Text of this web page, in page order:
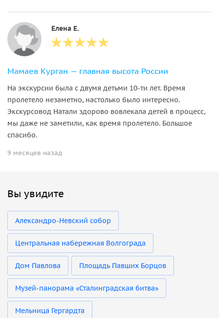
Елена Е.
Мамаев Курган — главная высота России
На экскурсии была с двумя детьми 10-ти лет. Время
пролетело незаметно, настолько было интересно.
Экскурсовод Натали здорово вовлекала детей в процесс,
мы даже не заметили, как время пролетело. Большое
спасибо.
9 месяцев назад
Вы увидите
Александро-Невский собор
Центральная набережная Волгограда
Дом Павлова Площадь Павших Борцов
Музей-панорама «Сталинградская битва»
Мельница Гергардта